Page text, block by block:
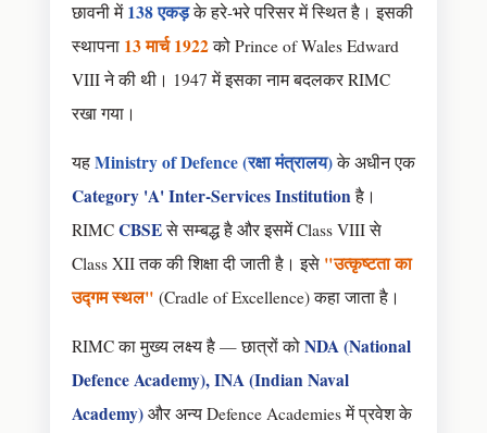
छावनी में 138 एकड़के हरे-भरे परिसर में स्थित है। इसकी
स्थापना 13 मार्च 1922को Prince of Wales Edward
VIII ने की थी। 1947 में इसका नाम बदलकर RIMC
रखा गया।
यह Ministry of Defence (रक्षा मंत्रालय)के अधीन एक
Category 'A' Inter-Services Institutionहै।
RIMC CBSEसे सम्बद्ध है और इसमें Class VIII से
Class XII तक की शिक्षा दी जाती है। इसे "उत्कृष्टता का
उद्गम स्थल" (Cradle of Excellence) कहा जाता है।
RIMC का मुख्य लक्ष्य है — छात्रों को NDA (National
Defence Academy), INA (Indian Naval
Academy) और अन्य Defence Academies में प्रवेश के